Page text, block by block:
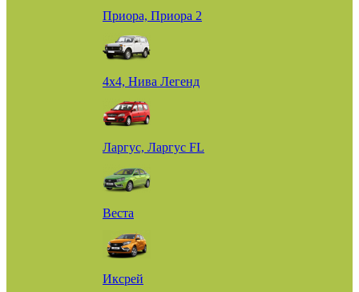
Приора, Приора 2
4х4, Нива Легенд
Ларгус, Ларгус FL
Веста
Иксрей